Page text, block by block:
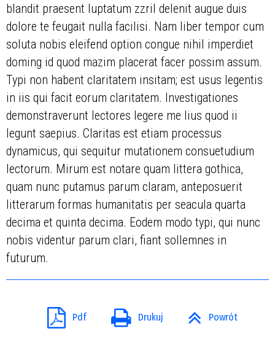
blandit praesent luptatum zzril delenit augue duis
dolore te feugait nulla facilisi. Nam liber tempor cum
soluta nobis eleifend option congue nihil imperdiet
doming id quod mazim placerat facer possim assum.
Typi non habent claritatem insitam; est usus legentis
in iis qui facit eorum claritatem. Investigationes
demonstraverunt lectores legere me lius quod ii
legunt saepius. Claritas est etiam processus
dynamicus, qui sequitur mutationem consuetudium
lectorum. Mirum est notare quam littera gothica,
quam nunc putamus parum claram, anteposuerit
litterarum formas humanitatis per seacula quarta
decima et quinta decima. Eodem modo typi, qui nunc
nobis videntur parum clari, fiant sollemnes in
futurum.
Pdf Drukuj Powrót